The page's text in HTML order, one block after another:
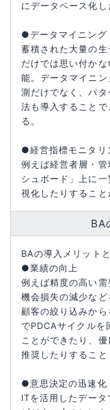
にデータベース化し
●データマイニング
蓄積された大量の
だけでは思い付か
能。データマイニ
測だけでなく、パ
法も導入すること
る。
●経営指標モニタリ
例えば経営者層・
シュボード」上に
視化したりすること
BA
BAの導入メリット
●業績の向上
例えば精度の高い
機会損失の減少な
顧客の絞り込みか
でPDCAサイクルを
ことができたり、
推奨したりすること
●意思決定の迅速化
ITを活用したデー